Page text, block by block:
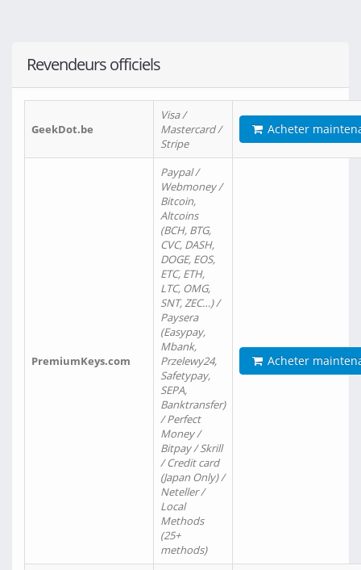
Revendeurs officiels
GeekDot.be
Visa /
Mastercard /
Stripe
Acheter
PremiumKeys.com
Paypal /
Webmoney /
Bitcoin,
Altcoins
(BCH, BTG,
CVC, DASH,
DOGE, EOS,
ETC, ETH,
LTC, OMG,
SNT, ZEC…) /
Paysera
(Easypay,
Mbank,
Przelewy24,
Safetypay,
SEPA,
Banktransfer)
/ Perfect
Money /
Bitpay / Skrill
/ Credit card
(Japan Only) /
Neteller /
Local
Methods
(25+
methods)
Acheter